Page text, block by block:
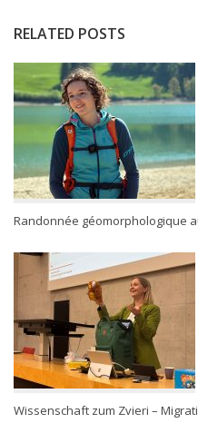
RELATED POSTS
Randonnée géomorphologique
Wissenschaft zum Zvieri –